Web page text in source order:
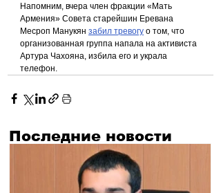
Напомним, вчера член фракции «Мать
Армения» Совета старейшин Еревана
Месроп Манукян забил тревогу о том, что
организованная группа напала на активиста
Артура Чахояна, избила его и украла
телефон.
Последние новости